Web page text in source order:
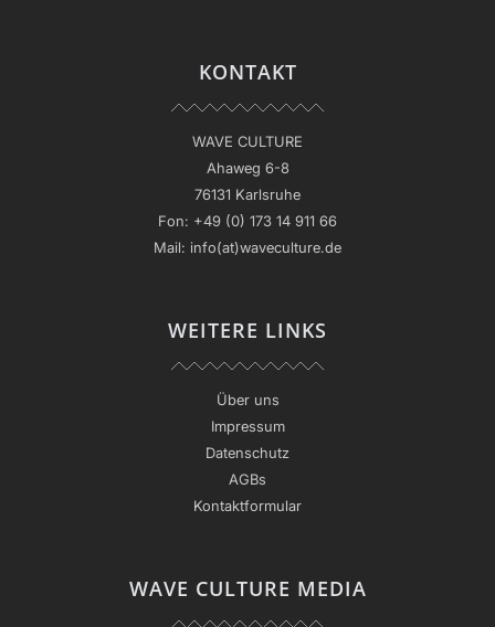
KONTAKT
WAVE CULTURE
Ahaweg 6-8
76131 Karlsruhe
Fon: +49 (0) 173 14 911 66
Mail: info(at)waveculture.de
WEITERE LINKS
Über uns
Impressum
Datenschutz
AGBs
Kontaktformular
WAVE CULTURE MEDIA